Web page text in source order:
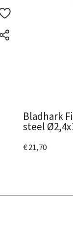
Bladhark
steel
€ 21,70